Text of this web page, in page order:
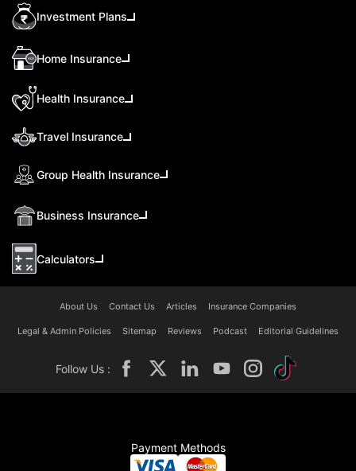
Investment Plans
Home Insurance
Health Insurance
Travel Insurance
Group Health Insurance
Business Insurance
Calculators
About Us Contact Us Articles Insurance Companies
Legal & Admin Policies Sitemap Reviews Podcast Editorial Guidelines
Follow Us :
Payment Methods